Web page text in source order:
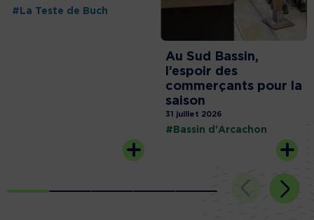
#La Teste de Buch
Au Sud Bassin,
l’espoir des
commerçants pour la
saison
31 juillet 2026
#Bassin d'Arcachon